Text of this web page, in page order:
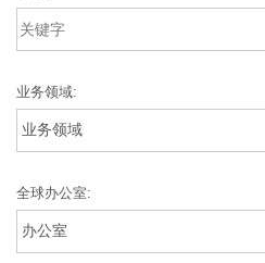
业务领域:
全球办公室: